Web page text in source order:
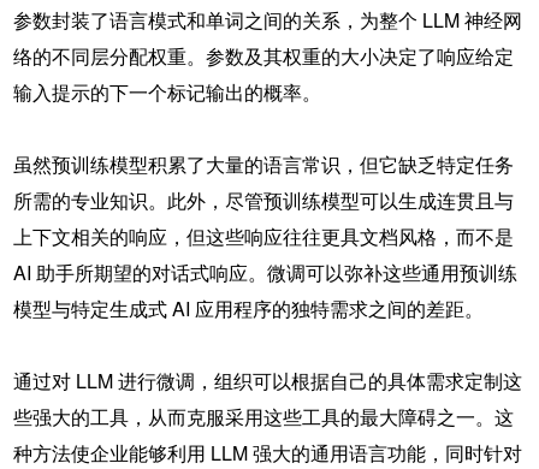
参数封装了语言模式和单词之间的关系，为整个 LLM 神经网
络的不同层分配权重。参数及其权重的大小决定了响应给定
输入提示的下一个标记输出的概率。
虽然预训练模型积累了大量的语言常识，但它缺乏特定任务
所需的专业知识。此外，尽管预训练模型可以生成连贯且与
上下文相关的响应，但这些响应往往更具文档风格，而不是
AI 助手所期望的对话式响应。微调可以弥补这些通用预训练
模型与特定生成式 AI 应用程序的独特需求之间的差距。
通过对 LLM 进行微调，组织可以根据自己的具体需求定制这
些强大的工具，从而克服采用这些工具的最大障碍之一。这
种方法使企业能够利用 LLM 强大的通用语言功能，同时针对